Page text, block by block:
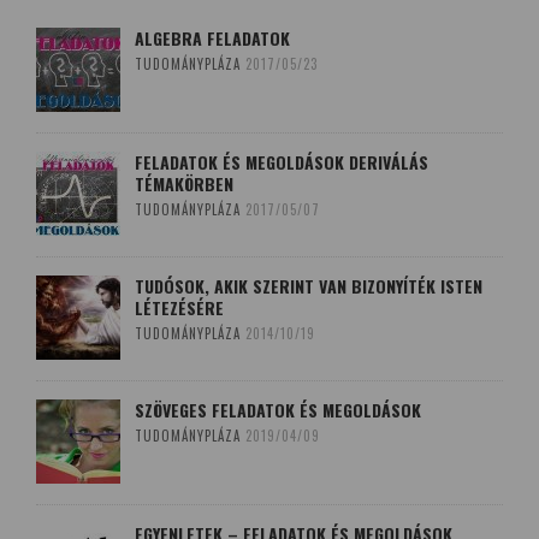
ALGEBRA FELADATOK
TUDOMÁNYPLÁZA 2017/05/23
FELADATOK ÉS MEGOLDÁSOK DERIVÁLÁS
TÉMAKÖRBEN
TUDOMÁNYPLÁZA 2017/05/07
TUDÓSOK, AKIK SZERINT VAN BIZONYÍTÉK ISTEN
LÉTEZÉSÉRE
TUDOMÁNYPLÁZA 2014/10/19
SZÖVEGES FELADATOK ÉS MEGOLDÁSOK
TUDOMÁNYPLÁZA 2019/04/09